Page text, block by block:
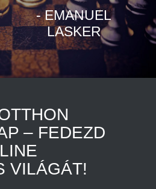
- EMANUEL
LASKER
– FEDEZD
VILÁGÁT!